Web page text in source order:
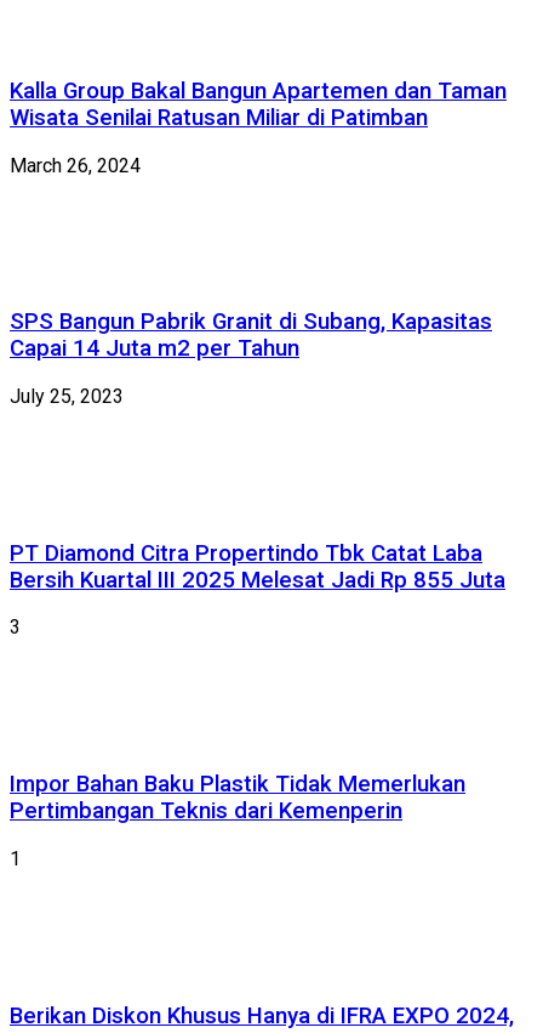
Kalla Group Bakal Bangun Apartemen dan Taman
Wisata Senilai Ratusan Miliar di Patimban
March 26, 2024
SPS Bangun Pabrik Granit di Subang, Kapasitas
Capai 14 Juta m2 per Tahun
July 25, 2023
PT Diamond Citra Propertindo Tbk Catat Laba
Bersih Kuartal III 2025 Melesat Jadi Rp 855 Juta
3
Impor Bahan Baku Plastik Tidak Memerlukan
Pertimbangan Teknis dari Kemenperin
1
Berikan Diskon Khusus Hanya di IFRA EXPO 2024,